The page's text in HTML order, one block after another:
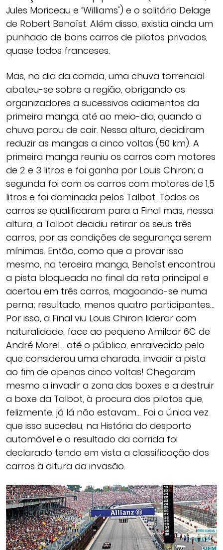
Jules Moriceau e ‘Williams’) e o solitário Delage
de Robert Benoîst. Além disso, existia ainda um
punhado de bons carros de pilotos privados,
quase todos franceses.
Mas, no dia da corrida, uma chuva torrencial
abateu-se sobre a região, obrigando os
organizadores a sucessivos adiamentos da
primeira manga, até ao meio-dia, quando a
chuva parou de cair. Nessa altura, decidiram
reduzir as mangas a cinco voltas (50 km). A
primeira manga reuniu os carros com motores
de 2 e 3 litros e foi ganha por Louis Chiron; a
segunda foi com os carros com motores de 1,5
litros e foi dominada pelos Talbot. Todos os
carros se qualificaram para a Final mas, nessa
altura, a Talbot decidiu retirar os seus três
carros, por as condições de segurança serem
mínimas. Então, como que a provar isso
mesmo, na terceira manga, Benoîst encontrou
a pista bloqueada no final da reta principal e
acertou em três carros, magoando-se numa
perna; resultado, menos quatro participantes…
Por isso, a Final viu Louis Chiron liderar com
naturalidade, face ao pequeno Amilcar 6C de
André Morel… até o público, enraivecido pelo
que considerou uma charada, invadir a pista
ao fim de apenas cinco voltas! Chegaram
mesmo a invadir a zona das boxes e a destruir
a boxe da Talbot, à procura dos pilotos que,
felizmente, já lá não estavam… Foi a única vez
que isso sucedeu, na História do desporto
automóvel e o resultado da corrida foi
declarado tendo em vista a classificação dos
carros à altura da invasão.